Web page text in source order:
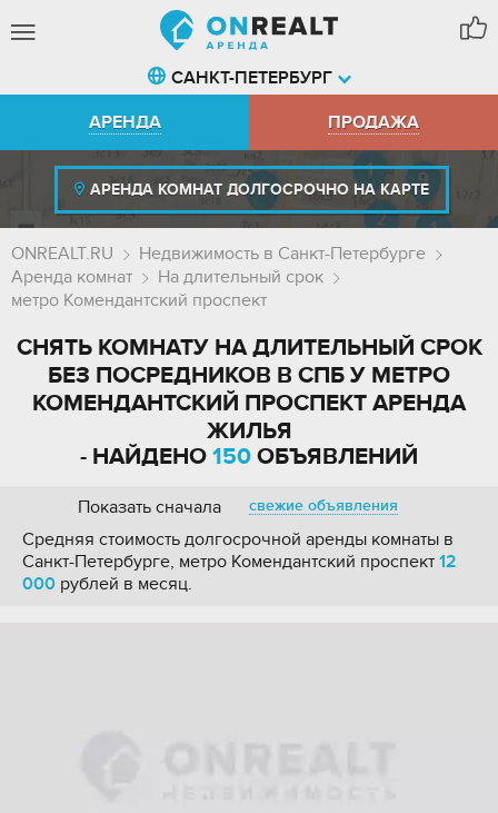
САНКТ-ПЕТЕРБУРГ
АРЕНДА
ПРОДАЖА
АРЕНДА КОМНАТ ДОЛГОСРОЧНО НА КАРТЕ
ONREALT.RU
Недвижимость в Санкт-Петербурге
Аренда комнат
На длительный срок
метро Комендантский проспект
СНЯТЬ КОМНАТУ НА ДЛИТЕЛЬНЫЙ СРОК
БЕЗ ПОСРЕДНИКОВ В СПБ У МЕТРО
КОМЕНДАНТСКИЙ ПРОСПЕКТ АРЕНДА
ЖИЛЬЯ
- НАЙДЕНО 150 ОБЪЯВЛЕНИЙ
Показать сначала свежие объявления
Средняя стоимость долгосрочной аренды комнаты в
Санкт-Петербурге, метро Комендантский проспект 12
000 рублей в месяц.